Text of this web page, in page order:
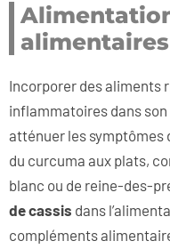
alimentaires
Incorporer des aliments
inflammatoires dans
atténuer les symptômes
du curcuma aux plats,
blanc ou de reine-des-
de cassis dans
compléments